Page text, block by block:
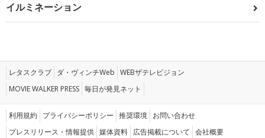
イルミネーション
レタスクラブ ダ・ヴィンチWeb WEBザテレビジョン
MOVIE WALKER PRESS 毎日が発見ネット
利用規約 プライバシーポリシー 推奨環境 お問い合わせ
プレスリリース・情報提供 媒体資料 広告掲載について 会社概要